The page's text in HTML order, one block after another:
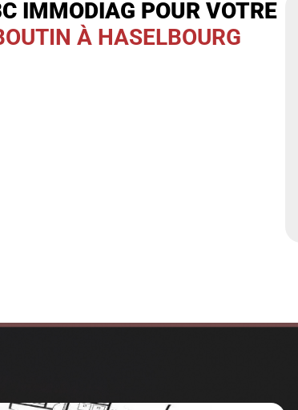
IMMODIAG POUR VOTRE
À HASELBOURG